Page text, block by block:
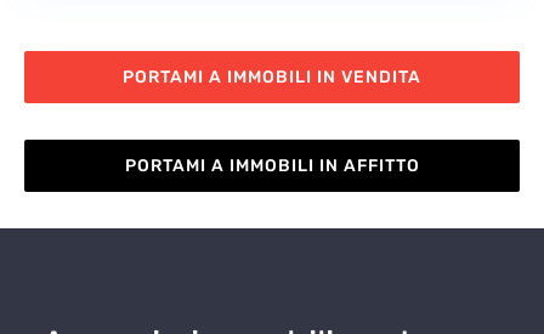
PORTAMI A IMMOBILI IN VENDITA
PORTAMI A IMMOBILI IN AFFITTO